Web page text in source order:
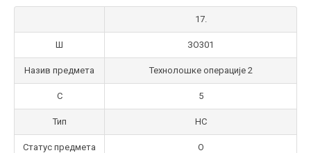
17.
Ш ЗО301
Назив предмета Технолошке операције 2
С 5
Тип НС
Статус предмета О